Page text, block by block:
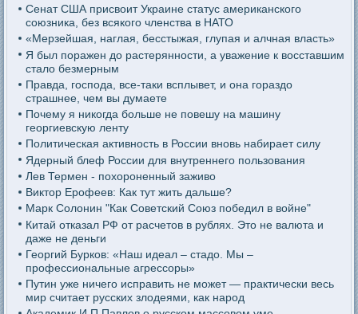
Сенат США присвоит Украине статус американского
союзника, без всякого членства в НАТО
«Мерзейшая, наглая, бесстыжая, глупая и алчная власть»
Я был поражен до растерянности, а уважение к восставшим
стало безмерным
Правда, господа, все-таки всплывет, и она гораздо
страшнее, чем вы думаете
Почему я никогда больше не повешу на машину
георгиевскую ленту
Политическая активность в России вновь набирает силу
Ядерный блеф России для внутреннего пользования
Лев Термен - похороненный заживо
Виктор Ерофеев: Как тут жить дальше?
Марк Солонин "Как Советский Союз победил в войне"
Китай отказал РФ от расчетов в рублях. Это не валюта и
даже не деньги
Георгий Бурков: «Наш идеал – стадо. Мы –
профессиональные агрессоры»
Путин уже ничего исправить не может — практически весь
мир считает русских злодеями, как народ